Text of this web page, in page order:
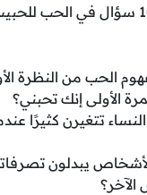
فيما يلي أقوى 100 سؤال في الحب
الحب من النظرة
الأولى إنك تحبني؟
تتغيرن كثيرًا
يبدلون
الآخر؟